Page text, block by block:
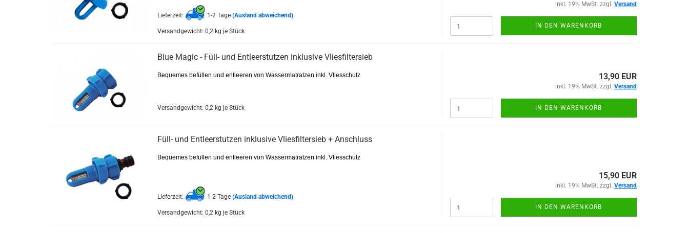
Lieferzeit: 1-2 Tage (Ausland abweichend)
Versandgewicht: 0,2 kg je Stück
inkl. 19% MwSt. zzgl. Versand
IN DEN WARENKORB
Blue Magic - Füll- und Entleerstutzen inklusive Vliesfiltersieb
Bequemes befüllen und entleeren von Wassermatratzen inkl. Vliesschutz
Versandgewicht: 0,2 kg je Stück
13,90 EUR
inkl. 19% MwSt. zzgl. Versand
IN DEN WARENKORB
Füll- und Entleerstutzen inklusive Vliesfiltersieb + Anschluss
Bequemes befüllen und entleeren von Wassermatratzen inkl. Vliesschutz
Lieferzeit: 1-2 Tage (Ausland abweichend)
Versandgewicht: 0,2 kg je Stück
15,90 EUR
inkl. 19% MwSt. zzgl. Versand
IN DEN WARENKORB